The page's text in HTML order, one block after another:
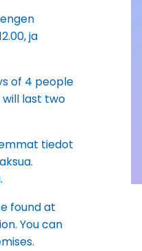
ja
of 4 people
will last two
tiedot
found at
You can